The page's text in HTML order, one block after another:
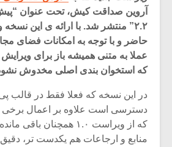
آروین صداقت کیش، تحت عنوان
۲.۲” منتشر شد. با ارائه ی این
حاضر و با توجه به امکانات فضای
عملا به متنی همیشه باز برای
که استخوان بندی اصلی مخدوش
در این نسخه که فعلا فقط در قالب
دسترسی است علاوه بر اعمال برخی
که از ویراست ۱.۰ همچنان
منابع و ارجاعات هم یکدست تر،